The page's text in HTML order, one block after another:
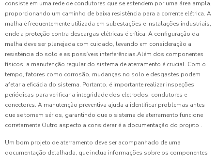
consiste em uma rede de condutores que se estendem por uma área ampla,
proporcionando um caminho de baixa resistência para a corrente elétrica. A
malha é frequentemente utilizada em subestações e instalações industriais,
onde a proteção contra descargas elétricas é crítica. A configuração da
malha deve ser planejada com cuidado, levando em consideração a
resistência do solo e as possíveis interferências.Além dos componentes
físicos, a manutenção regular do sistema de aterramento é crucial. Com o
tempo, fatores como corrosão, mudanças no solo e desgastes podem
afetar a eficácia do sistema. Portanto, é importante realizar inspeções
periódicas para verificar a integridade dos eletrodos, condutores e
conectores. A manutenção preventiva ajuda a identificar problemas antes
que se tornem sérios, garantindo que o sistema de aterramento funcione
corretamente.Outro aspecto a considerar é a documentação do projeto .
Um bom projeto de aterramento deve ser acompanhado de uma
documentação detalhada, que inclua informações sobre os componentes